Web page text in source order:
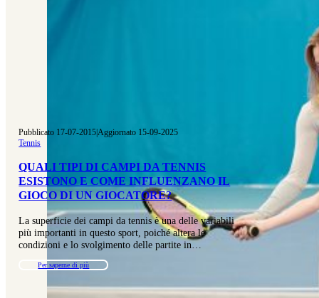
Pubblicato 17-07-2015|Aggiornato 15-09-2025
Tennis
QUALI TIPI DI CAMPI DA TENNIS
ESISTONO E COME INFLUENZANO IL
GIOCO DI UN GIOCATORE?
La superficie dei campi da tennis è una delle variabili
più importanti in questo sport, poiché altera le
condizioni e lo svolgimento delle partite in…
Per saperne di più